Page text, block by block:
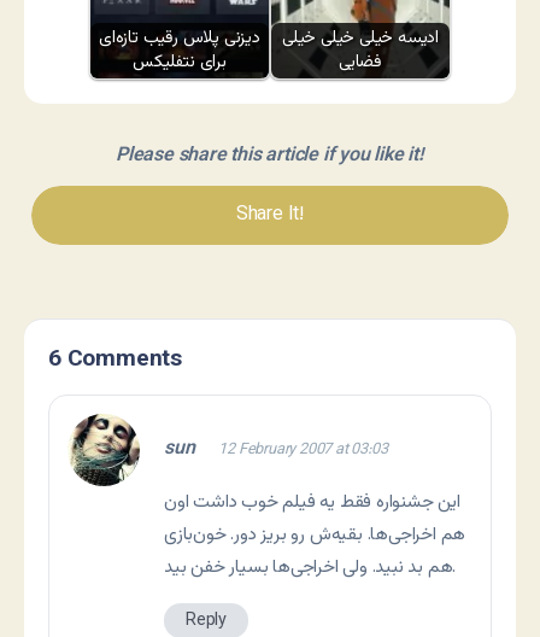
دیزنی پلاس رقیب تازه‌ای
برای نتفلیکس
ادیسه خیلی خیلی خیلی
فضایی
Please share this article if you like it!
Share It!
6 Comments
sun 12 February 2007 at 03:03
این جشنواره فقط یه فیلم خوب داشت اون
هم اخراجی‌ها. بقیه‌ش رو بریز دور. خون‌بازی
هم بد نبید. ولی اخراجی‌ها بسیار خفن بید.
Reply